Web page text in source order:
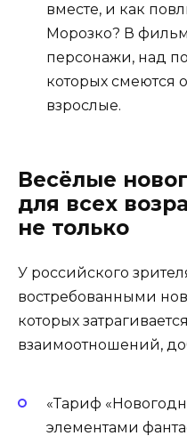
вместе, и как
Морозко? В
персонажи, над
которых смеются
взрослые.
Весёлые
для всех
не только
У российского
востребованными
которых
взаимоотношений,
«Тариф
элементами